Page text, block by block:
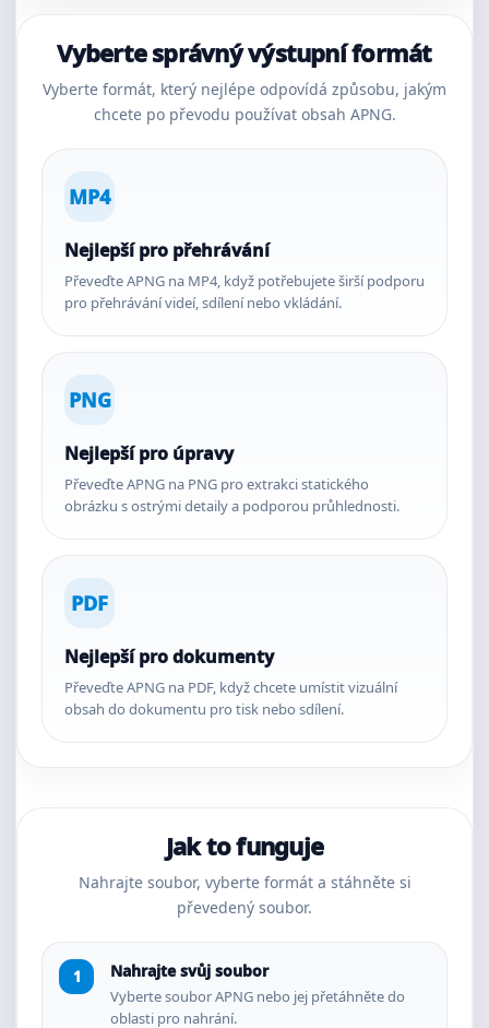
Vyberte správný výstupní formát
Vyberte formát, který nejlépe odpovídá způsobu, jakým
chcete po převodu používat obsah APNG.
MP4
Nejlepší pro přehrávání
Převeďte APNG na MP4, když potřebujete širší podporu
pro přehrávání videí, sdílení nebo vkládání.
PNG
Nejlepší pro úpravy
Převeďte APNG na PNG pro extrakci statického
obrázku s ostrými detaily a podporou průhlednosti.
PDF
Nejlepší pro dokumenty
Převeďte APNG na PDF, když chcete umístit vizuální
obsah do dokumentu pro tisk nebo sdílení.
Jak to funguje
Nahrajte soubor, vyberte formát a stáhněte si
převedený soubor.
Nahrajte svůj soubor
Vyberte soubor APNG nebo jej přetáhněte do
oblasti pro nahrání.